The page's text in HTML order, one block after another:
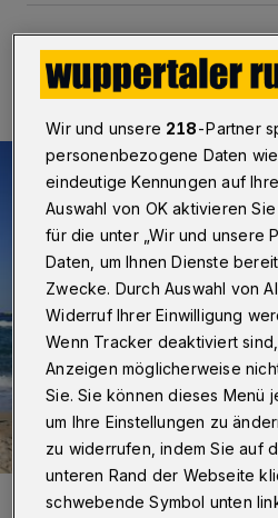
10.03.2021 , 09:43 Uhr 2
Wir und unsere 218-Partner
personenbezogene Daten
eindeutige Kennungen auf
Auswahl von OK aktivieren
für die unter „Wir und unsere
Daten, um Ihnen Dienste
Zwecke. Durch Auswahl von
Widerruf Ihrer Einwilligung
Wenn Tracker deaktiviert
Anzeigen möglicherweise
Sie. Sie können dieses Menü
um Ihre Einstellungen zu
zu widerrufen, indem Sie auf
unteren Rand der Webseite
schwebende Symbol unten